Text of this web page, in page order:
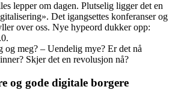
lepper om dagen. Plutselig ligger det en
Det igangsettes konferanser og
over oss. Nye hypeord dukker opp:
og meg? – Uendelig mye? Er det nå
Skjer det en revolusjon nå?
og gode digitale borgere